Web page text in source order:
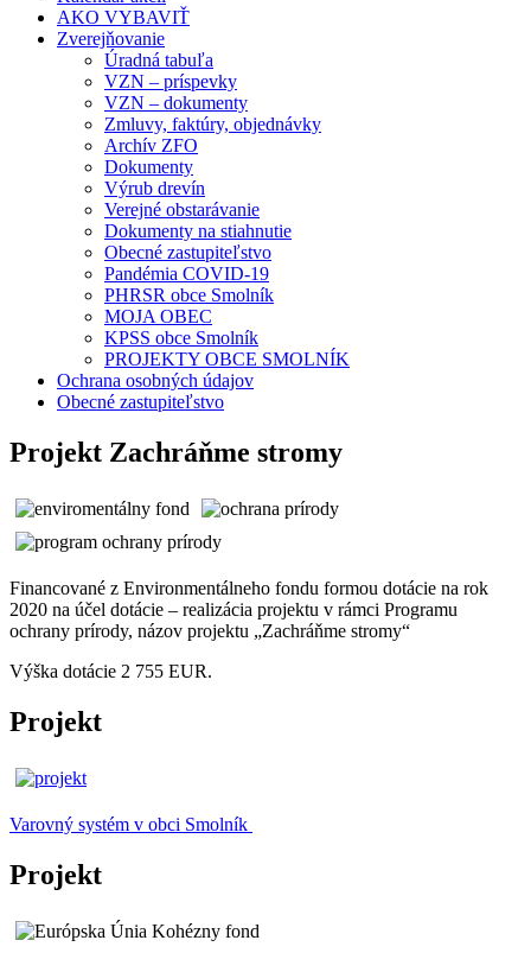
AKO VYBAVIŤ
Zverejňovanie
Úradná tabuľa
VZN – príspevky
VZN – dokumenty
Zmluvy, faktúry, objednávky
Archív ZFO
Dokumenty
Výrub drevín
Verejné obstarávanie
Dokumenty na stiahnutie
Obecné zastupiteľstvo
Pandémia COVID-19
PHRSR obce Smolník
MOJA OBEC
KPSS obce Smolník
PROJEKTY OBCE SMOLNÍK
Ochrana osobných údajov
Obecné zastupiteľstvo
Projekt Zachráňme stromy
Financované z Environmentálneho fondu formou dotácie na rok
2020 na účel dotácie – realizácia projektu v rámci Programu
ochrany prírody, názov projektu „Zachráňme stromy“
Výška dotácie 2 755 EUR.
Projekt
Varovný systém v obci Smolník
Projekt